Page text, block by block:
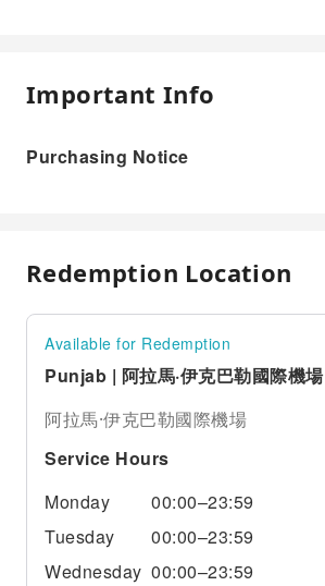
Important Info
Purchasing Notice
Redemption Location
Available for Redemption
Punjab | 阿拉馬·伊克巴勒國際機場
阿拉馬·伊克巴勒國際機場
Service Hours
Monday
00:00–23:59
Tuesday
00:00–23:59
Wednesday 00:00–23:59